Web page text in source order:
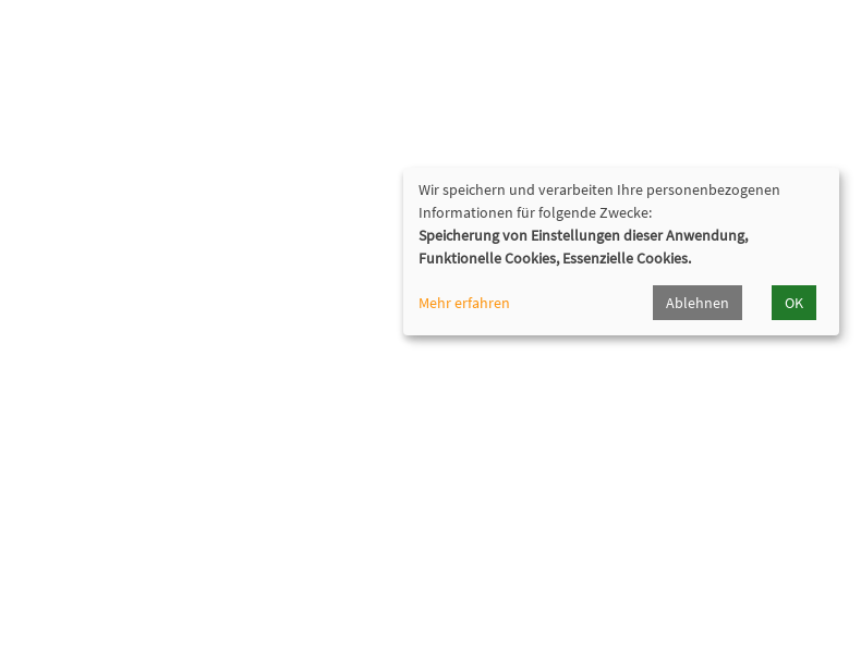
Wir speichern und verarbeiten Ihre personenbezogenen
Informationen für folgende Zwecke:
Speicherung von Einstellungen dieser Anwendung,
Funktionelle Cookies, Essenzielle Cookies.
Mehr erfahren Ablehnen OK